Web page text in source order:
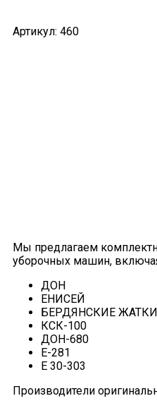
Артикул: 460
Мы предлагаем
уборочных машин,
ДОН
ЕНИСЕЙ
БЕРДЯНСКИЕ ЖАТКИ
КСК-100
ДОН-680
Е-281
Е 30-303
Производители